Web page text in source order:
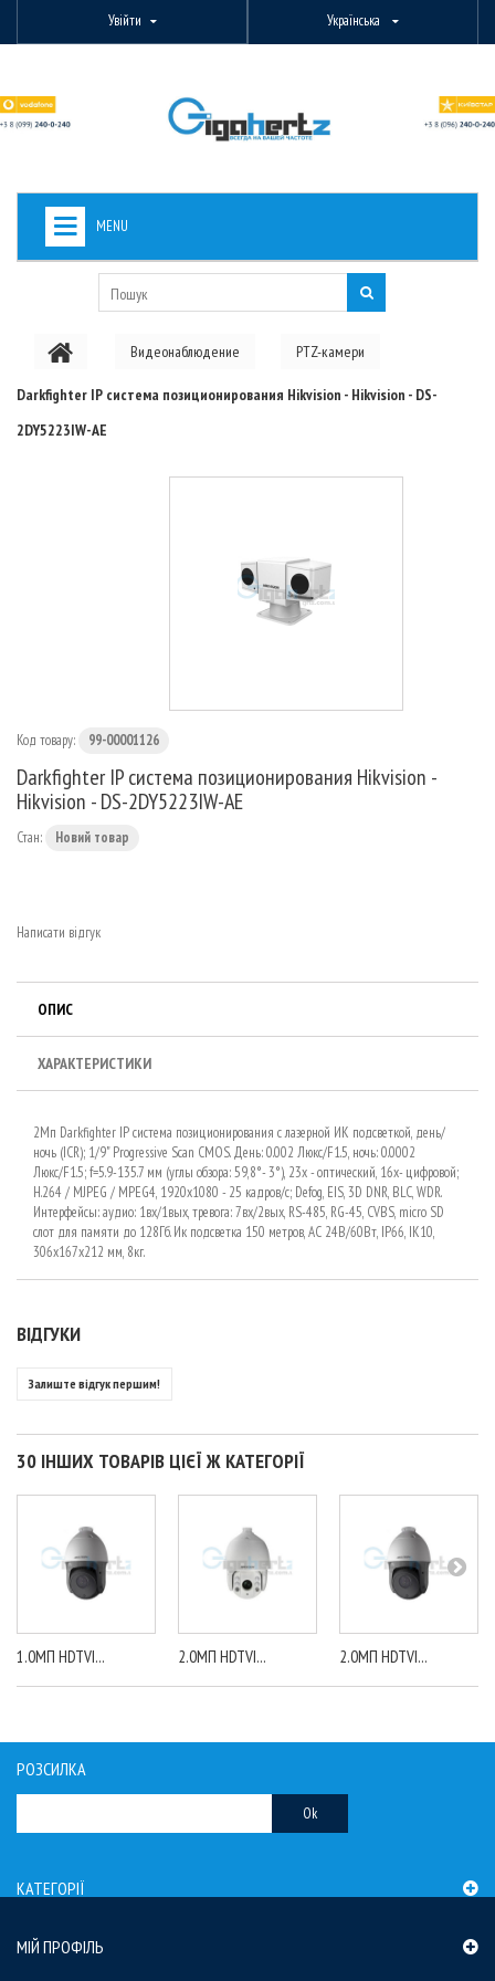
Увійти Українська
MENU
PON ОБЛАДНАННЯ
Видеонаблюдение PTZ-камери
Darkfighter IP система позиционирования Hikvision - Hikvision - DS-
2DY5223IW-AE
Код товару: 99-00001126
Darkfighter IP система позиционирования Hikvision -
Hikvision - DS-2DY5223IW-AE
Стан: Новий товар
Написати відгук
ОПИС
ХАРАКТЕРИСТИКИ
2Мп Darkfighter IP система позиционирования с лазерной ИК подсветкой, день/
ночь (ICR); 1/9" Progressive Scan CMOS. День: 0.002 Люкс/F1.5, ночь: 0.0002
Люкс/F1.5; f=5.9-135.7 мм (углы обзора: 59,8°- 3°), 23х - оптический, 16х- цифровой;
H.264 / MJPEG / MPEG4, 1920х1080 - 25 кадров/с; Defog, EIS, 3D DNR, BLC, WDR.
Интерфейсы: аудио: 1вх/1вых, тревога: 7вх/2вых, RS-485, RG-45, CVBS, micro SD
слот для памяти до 128Гб. Ик подсветка 150 метров, AC 24В/60Вт, IP66, IK10,
306x167x212 мм, 8кг.
ВІДГУКИ
Залиште відгук першим!
30 ІНШИХ ТОВАРІВ ЦІЄЇ Ж КАТЕГОРІЇ
1.0МП HDTVI... 2.0МП HDTVI... 2.0МП HDTVI...
РОЗСИЛКА
Ok
КАТЕГОРІЇ
МІЙ ПРОФІЛЬ